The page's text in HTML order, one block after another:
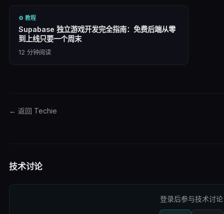
⚙️ 教程
Supabase 独立游戏开发完全指南：免费后端从零
到上线只要一个周末
12 分钟阅读
← 返回 Techie
技术讨论
登录后参与技术讨论